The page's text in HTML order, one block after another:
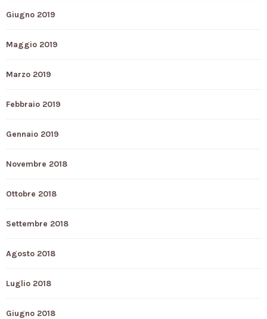
Giugno 2019
Maggio 2019
Marzo 2019
Febbraio 2019
Gennaio 2019
Novembre 2018
Ottobre 2018
Settembre 2018
Agosto 2018
Luglio 2018
Giugno 2018